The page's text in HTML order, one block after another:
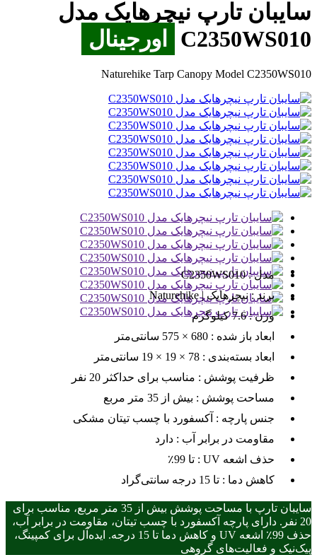
سایبان تارپ نیچرهایک مدل
C2350WS010
اورجینال
Naturehike Tarp Canopy Model C2350WS010
مدل :C2350WS010
برند :نیچرهایک | Naturehike
وزن :7.6 کیلوگرم
ابعاد باز شده : 680 × 575 سانتی‌متر
ابعاد بسته‌بندی : 78 × 19 × 19 سانتی‌متر
ظرفیت پوشش : مناسب برای حداکثر 20 نفر
مساحت پوشش : بیش از 35 متر مربع
جنس پارچه : آکسفورد با چسب تیتان مشکی
مقاومت در برابر آب : دارد
حذف اشعه UV :
تا 99٪
کاهش دما : تا 15 درجه سانتی‌گراد
سایبان تارپ با مساحت پوشش بیش از 35 متر مربع، مناسب برای
20 نفر. دارای پارچه آکسفورد با چسب تیتان، مقاومت در برابر آب،
حذف 99٪ اشعه UV و کاهش دما تا 15 درجه. ایده‌آل برای کمپینگ،
پیک‌نیک و فعالیت‌های گروهی